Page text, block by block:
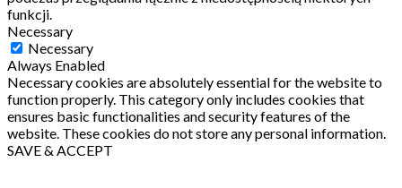
funkcji.
Necessary
Necessary
Always Enabled
Necessary cookies are absolutely essential for the website to
function properly. This category only includes cookies that
ensures basic functionalities and security features of the
website. These cookies do not store any personal information.
SAVE & ACCEPT